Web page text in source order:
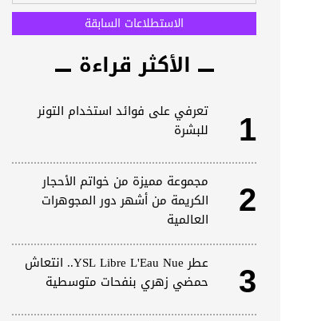
الاستطلاعات السابقة
الأكثر قراءة
1
تعرفي على فوائد استخدام التونر
للبشرة
2
مجموعة مميزة من خواتم الأحجار
الكريمة من أشهر دور المجوهرات
العالمية
3
عطر YSL Libre L'Eau Nue.. انتعاش
حمضي زهري بنفحات متوسطية